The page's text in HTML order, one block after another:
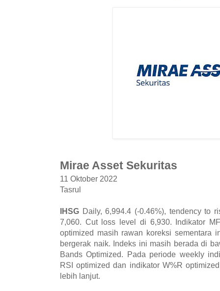
Mirae Asset Sekuritas
11 Oktober 2022
Tasrul
IHSG Daily, 6,994.4 (-0.46%), tendency to
7,060. Cut loss level di 6,930. Indikator
optimized masih rawan koreksi sementara
bergerak naik. Indeks ini masih berada di
Bands Optimized. Pada periode weekly
RSI optimized dan indikator W%R
lebih lanjut.